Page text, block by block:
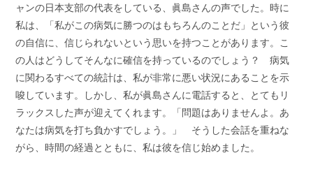
ャンの日本支部の代表をしている、眞島さんの声でした。時に
私は、「私がこの病気に勝つのはもちろんのことだ」という彼
の自信に、信じられないという思いを持つことがあります。こ
の人はどうしてそんなに確信を持っているのでしょう？ 病気
に関わるすべての統計は、私が非常に悪い状況にあることを示
唆しています。しかし、私が眞島さんに電話すると、とてもリ
ラックスした声が迎えてくれます。「問題はありませんよ。あ
なたは病気を打ち負かすでしょう。」 そうした会話を重ねな
がら、時間の経過とともに、私は彼を信じ始めました。